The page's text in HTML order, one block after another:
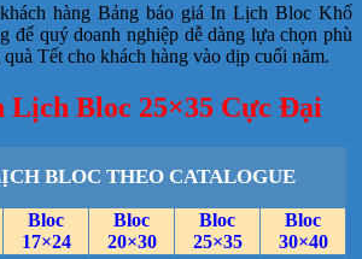
hàng Bảng báo giá In Lịch Bloc Khố
để quý doanh nghiệp dễ dàng lựa chọn phù
Tết cho khách hàng vào dịp cuối năm.
Lịch Bloc 25×35 Cực Đại
BLOC THEO CATALOGUE
Bloc
17×24
Bloc
20×30
Bloc
25×35
Bloc
30×40